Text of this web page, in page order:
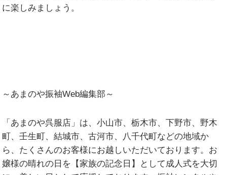
に楽しみましょう。
～ あまのや振袖Web編集部 ～
「あまのや呉服店」は、小山市、栃木市、下野市、野木
町、壬生町、結城市、古河市、八千代町などの地域か
ら、たくさんのお客様にお越しいただいております。お
嬢様の晴れの日を【家族の記念日】として成人式を大切